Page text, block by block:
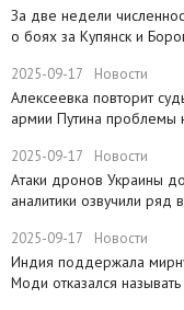
​За две недели
о боях за Купянск и
2025-09-17 Новости
​Алексеевка повторит
армии Путина проблемы
2025-09-17 Новости
​Атаки дронов Украины
аналитики озвучили ряд
2025-09-17 Новости
​Индия поддержала
Моди отказался